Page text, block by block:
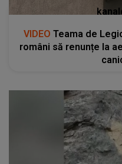
VIDEO Teama de
români să renunțe la